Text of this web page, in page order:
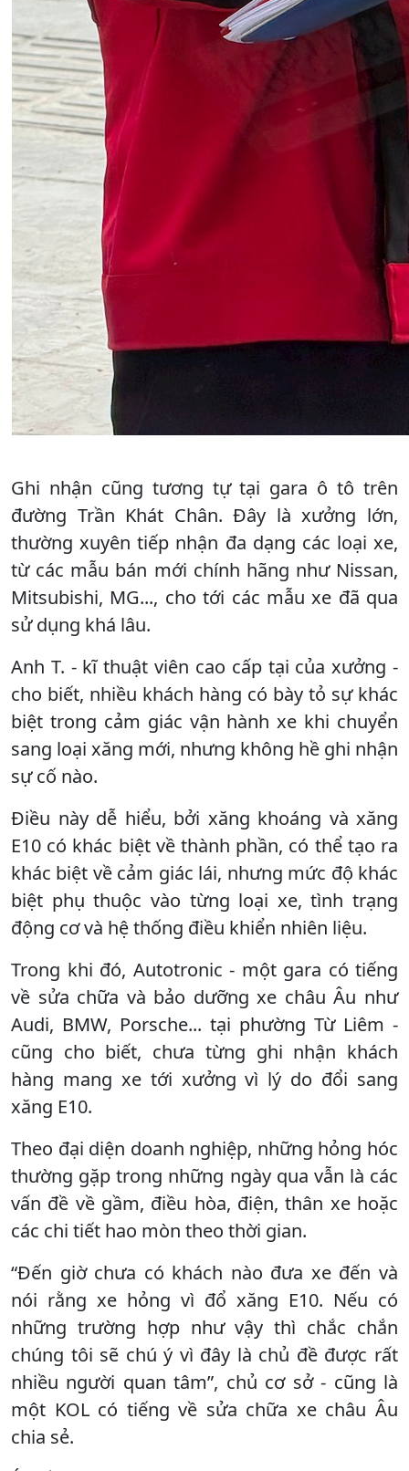
Ghi nhận cũng tương tự tại gara ô tô trên
đường Trần Khát Chân. Đây là xưởng lớn,
thường xuyên tiếp nhận đa dạng các loại xe,
từ các mẫu bán mới chính hãng như Nissan,
Mitsubishi, MG..., cho tới các mẫu xe đã qua
sử dụng khá lâu.
Anh T. - kĩ thuật viên cao cấp tại của xưởng -
cho biết, nhiều khách hàng có bày tỏ sự khác
biệt trong cảm giác vận hành xe khi chuyển
sang loại xăng mới, nhưng không hề ghi nhận
sự cố nào.
Điều này dễ hiểu, bởi xăng khoáng và xăng
E10 có khác biệt về thành phần, có thể tạo ra
khác biệt về cảm giác lái, nhưng mức độ khác
biệt phụ thuộc vào từng loại xe, tình trạng
động cơ và hệ thống điều khiển nhiên liệu.
Trong khi đó, Autotronic - một gara có tiếng
về sửa chữa và bảo dưỡng xe châu Âu như
Audi, BMW, Porsche... tại phường Từ Liêm -
cũng cho biết, chưa từng ghi nhận khách
hàng mang xe tới xưởng vì lý do đổi sang
xăng E10.
Theo đại diện doanh nghiệp, những hỏng hóc
thường gặp trong những ngày qua vẫn là các
vấn đề về gầm, điều hòa, điện, thân xe hoặc
các chi tiết hao mòn theo thời gian.
“Đến giờ chưa có khách nào đưa xe đến và
nói rằng xe hỏng vì đổ xăng E10. Nếu có
những trường hợp như vậy thì chắc chắn
chúng tôi sẽ chú ý vì đây là chủ đề được rất
nhiều người quan tâm”, chủ cơ sở - cũng là
một KOL có tiếng về sửa chữa xe châu Âu
chia sẻ.